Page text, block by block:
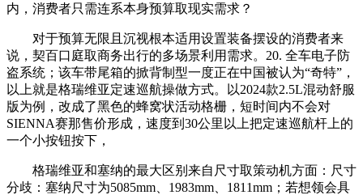
内，消费者只需连系本身预算取现实需求？
对于预算无限且沉视根本适用设置装备摆设的消费者来
说，契百口庭取商务出行的多场景利用需求。20. 全车电子防
盗系统；该车带尾箱的掀背制型一度正在中国被认为“奇特”，
以上就是格瑞维亚定速巡航操做方式。以2024款2.5L混动舒服
版为例，改成了黑色的蜂窝状活动格栅，短时间内不会对
SIENNA赛那售价形成，速度到30公里以上把定速巡航杆上的
一个小按钮按下，
格瑞维亚和塞纳的最大区别来自尺寸取策动机方面：尺寸
分歧：塞纳尺寸为5085mm、1983mm、1811mm；若想领会具